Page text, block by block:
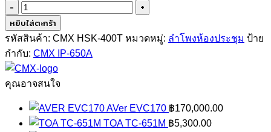
จำนวน
CMX
HSK-
400T
ชิ้น
หยิบใส่ตะกร้า
รหัสสินค้า: CMX HSK-400T หมวดหมู่: ลำโพงห้องประชุม ป้าย
กำกับ: CMX IP-650A
คุณอาจสนใจ
AVer EVC170 ฿170,000.00
TOA TC-651M ฿5,300.00